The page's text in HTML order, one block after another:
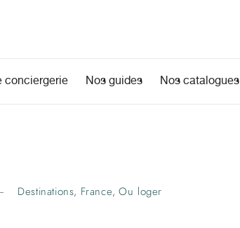
conciergerie Nos guides Nos catalogues
Destinations, France,Ou loger